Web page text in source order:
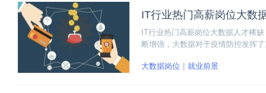
IT行业热门高薪岗位大数
IT行业热门高薪岗位大数据人才稀
断增强，大数据对于疫情防控发挥
大数据岗位
就业前景